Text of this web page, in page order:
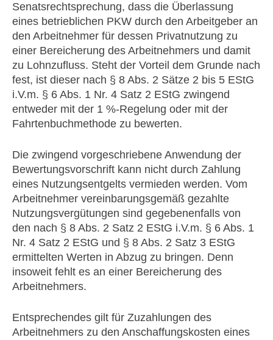
Senatsrechtsprechung, dass die Überlassung
eines betrieblichen PKW durch den Arbeitgeber an
den Arbeitnehmer für dessen Privatnutzung zu
einer Bereicherung des Arbeitnehmers und damit
zu Lohnzufluss. Steht der Vorteil dem Grunde nach
fest, ist dieser nach § 8 Abs. 2 Sätze 2 bis 5 EStG
i.V.m. § 6 Abs. 1 Nr. 4 Satz 2 EStG zwingend
entweder mit der 1 %-Regelung oder mit der
Fahrtenbuchmethode zu bewerten.
Die zwingend vorgeschriebene Anwendung der
Bewertungsvorschrift kann nicht durch Zahlung
eines Nutzungsentgelts vermieden werden. Vom
Arbeitnehmer vereinbarungsgemäß gezahlte
Nutzungsvergütungen sind gegebenenfalls von
den nach § 8 Abs. 2 Satz 2 EStG i.V.m. § 6 Abs. 1
Nr. 4 Satz 2 EStG und § 8 Abs. 2 Satz 3 EStG
ermittelten Werten in Abzug zu bringen. Denn
insoweit fehlt es an einer Bereicherung des
Arbeitnehmers.
Entsprechendes gilt für Zuzahlungen des
Arbeitnehmers zu den Anschaffungskosten eines